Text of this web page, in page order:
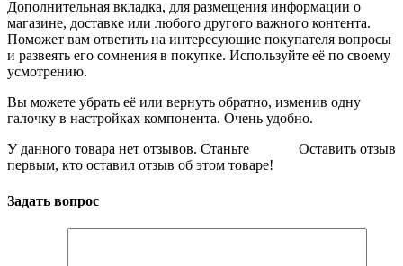
Дополнительная вкладка, для размещения информации о
магазине, доставке или любого другого важного контента.
Поможет вам ответить на интересующие покупателя вопросы
и развеять его сомнения в покупке. Используйте её по своему
усмотрению.
Вы можете убрать её или вернуть обратно, изменив одну
галочку в настройках компонента. Очень удобно.
Оставить отзыв
У данного товара нет отзывов. Станьте
первым, кто оставил отзыв об этом товаре!
Задать вопрос